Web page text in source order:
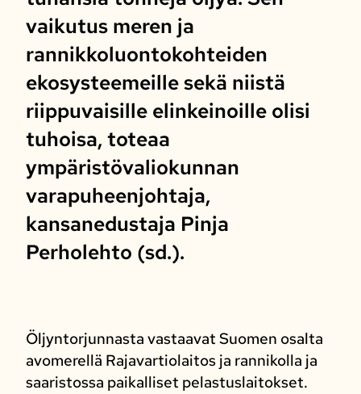
vaikutus meren ja
rannikkoluontokohteiden
ekosysteemeille sekä niistä
riippuvaisille elinkeinoille olisi
tuhoisa, toteaa
ympäristövaliokunnan
varapuheenjohtaja,
kansanedustaja Pinja
Perholehto (sd.).
Öljyntorjunnasta vastaavat Suomen osalta
avomerellä Rajavartiolaitos ja rannikolla ja
saaristossa paikalliset pelastuslaitokset.